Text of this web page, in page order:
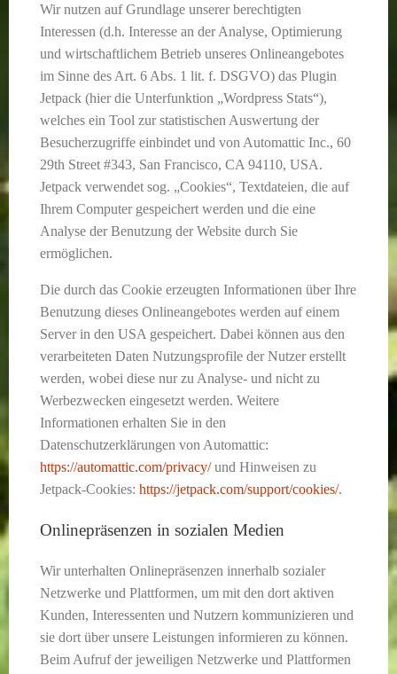
Wir nutzen auf Grundlage unserer berechtigten
Interessen (d.h. Interesse an der Analyse, Optimierung
und wirtschaftlichem Betrieb unseres Onlineangebotes
im Sinne des Art. 6 Abs. 1 lit. f. DSGVO) das Plugin
Jetpack (hier die Unterfunktion „Wordpress Stats“),
welches ein Tool zur statistischen Auswertung der
Besucherzugriffe einbindet und von Automattic Inc., 60
29th Street #343, San Francisco, CA 94110, USA.
Jetpack verwendet sog. „Cookies“, Textdateien, die auf
Ihrem Computer gespeichert werden und die eine
Analyse der Benutzung der Website durch Sie
ermöglichen.
Die durch das Cookie erzeugten Informationen über Ihre
Benutzung dieses Onlineangebotes werden auf einem
Server in den USA gespeichert. Dabei können aus den
verarbeiteten Daten Nutzungsprofile der Nutzer erstellt
werden, wobei diese nur zu Analyse- und nicht zu
Werbezwecken eingesetzt werden. Weitere
Informationen erhalten Sie in den
Datenschutzerklärungen von Automattic:
https://automattic.com/privacy/und Hinweisen zu
Jetpack-Cookies: https://jetpack.com/support/cookies/.
Onlinepräsenzen in sozialen Medien
Wir unterhalten Onlinepräsenzen innerhalb sozialer
Netzwerke und Plattformen, um mit den dort aktiven
Kunden, Interessenten und Nutzern kommunizieren und
sie dort über unsere Leistungen informieren zu können.
Beim Aufruf der jeweiligen Netzwerke und Plattformen